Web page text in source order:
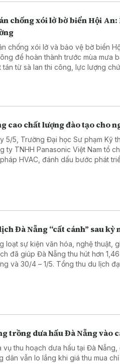
chống xói lở bờ biển Hội
chống xói lở và bảo vệ bờ biển
để hoàn thành trước mùa mưa
tán từ sà lan thi công, lực lượng
cao chất lượng đào tạo cho
5/5, Trường Đại học Sư phạm Kỹ
ty TNHH Panasonic Việt Nam tổ
HVAC, đánh dấu bước phát
Đà Nẵng “cất cánh” sau kỳ
loạt sự kiện văn hóa, nghệ thuật,
đã giúp Đà Nẵng thu hút hơn
và 30/4 – 1/5. Tổng thu du lịch
trồng dưa hấu Đà Nẵng vào
vụ thu hoạch dưa hấu tại Đà
dân vẫn lo lắng khi giá thu mua